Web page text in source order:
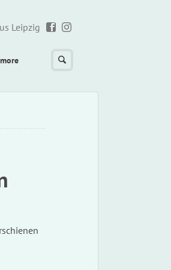
Leipzig